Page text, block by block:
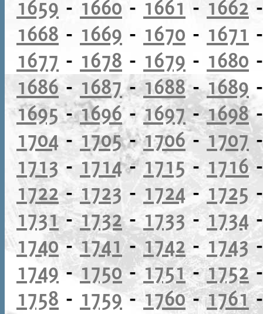
1659 - 1660 - 1661 - 1662
1668 - 1669 - 1670 - 1671
1677 - 1678 - 1679 - 1680
1686 - 1687-1688-1689
1695-1696-1697-1698
1704 - 1705-1706-1707
1713 - 1714- 1715- 1716
1722-1723 - 1724- 1725
1731-1732-1733- 1734
1740-1741-1742 -1743
1749-1750-1751-1752
1758 - 1759-1760-1761